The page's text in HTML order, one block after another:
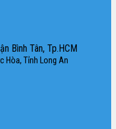
Bình Tân, Tp.HCM
Hòa, Tỉnh Long An